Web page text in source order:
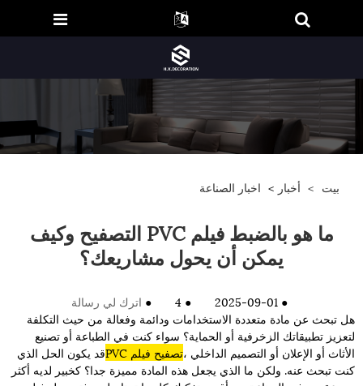
بيت > أخبار > اخبار الصناعة
ما هو بالضبط فيلم PVC التصفيح وكيف
يمكن أن يحول مشاريعك؟
●
2025-09-01
●
4
● اترك لي رسالة
هل تبحث عن مادة متعددة الاستخدامات ودائمة وفعالة من حيث التكلفة
لتعزيز تطبيقاتك الزخرفية أو الحماية؟ سواء كنت في الطباعة أو تصنيع
الأثاث أو الإعلان أو التصميم الداخلي ،تصفيح فيلم PVC
قد يكون الحل الذي
كنت تبحث عنه. ولكن ما الذي يجعل هذه المادة مميزة جدا؟ كخبير لديه أكثر